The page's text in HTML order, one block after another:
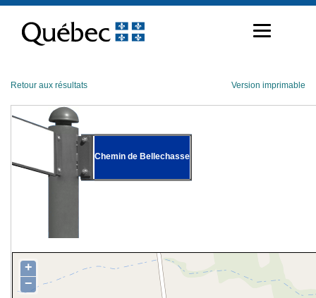
contenu
Retour aux résultats Version imprimable
Chemin de Bellechasse
+
−